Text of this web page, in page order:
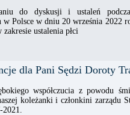
do dyskusji i ustaleń
w Polsce w dniu 20 września 2022
zakresie ustalenia płci
dla Pani Sędzi Doroty
współczucia z powodu
koleżanki i członkini zarządu
2021.